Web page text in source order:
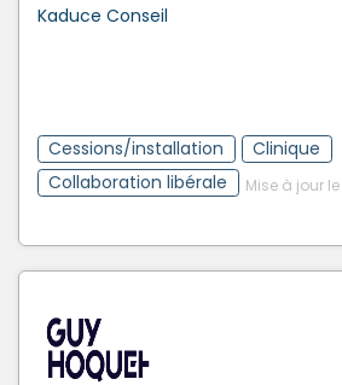
Kaduce Conseil
Cessions/installation
Clinique
Collaboration libérale
Mise à jour